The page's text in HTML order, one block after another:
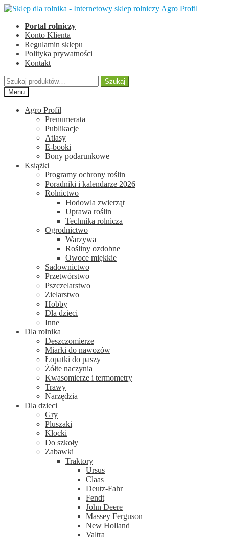
Przejdź
nawigacji
Przejdź
treści
Portal rolniczy
Konto Klienta
Regulamin sklepu
Polityka prywatności
Kontakt
Szukaj:
Szukaj
Menu
Agro Profil
Prenumerata
Publikacje
Atlasy
E-booki
Bony podarunkowe
Książki
Programy ochrony roślin
Poradniki i kalendarze 2026
Rolnictwo
Hodowla zwierząt
Uprawa roślin
Technika rolnicza
Ogrodnictwo
Warzywa
Rośliny ozdobne
Owoce miękkie
Sadownictwo
Przetwórstwo
Pszczelarstwo
Zielarstwo
Hobby
Dla dzieci
Inne
Dla rolnika
Deszczomierze
Miarki do nawozów
Łopatki do paszy
Żółte naczynia
Kwasomierze i termometry
Trawy
Narzędzia
Dla dzieci
Gry
Pluszaki
Klocki
Do szkoły
Zabawki
Traktory
Ursus
Claas
Deutz-Fahr
Fendt
John Deere
Massey Ferguson
New Holland
Valtra